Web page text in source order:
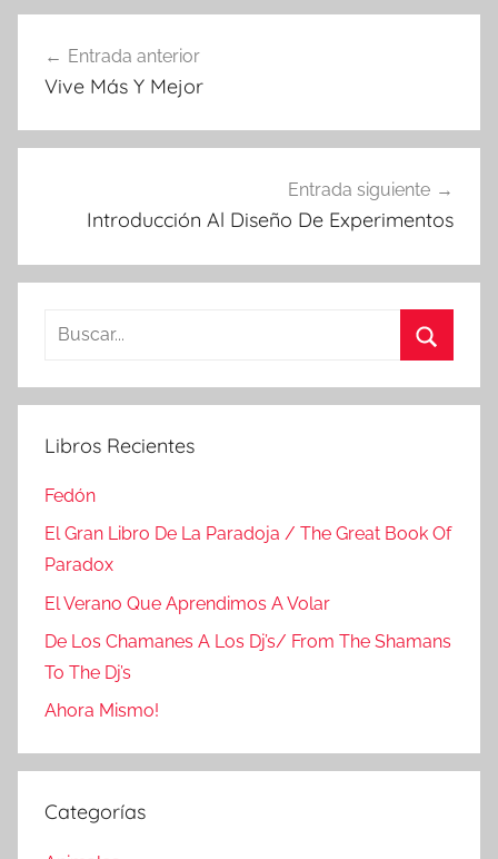
de
Entrada anterior
Vive Más Y Mejor
Entrada siguiente
Introducción Al Diseño De Experimentos
Buscar:
Libros Recientes
Fedón
El Gran Libro De La Paradoja / The Great Book Of
Paradox
El Verano Que Aprendimos A Volar
De Los Chamanes A Los Dj’s/ From The Shamans
To The Dj’s
Ahora Mismo!
Categorías